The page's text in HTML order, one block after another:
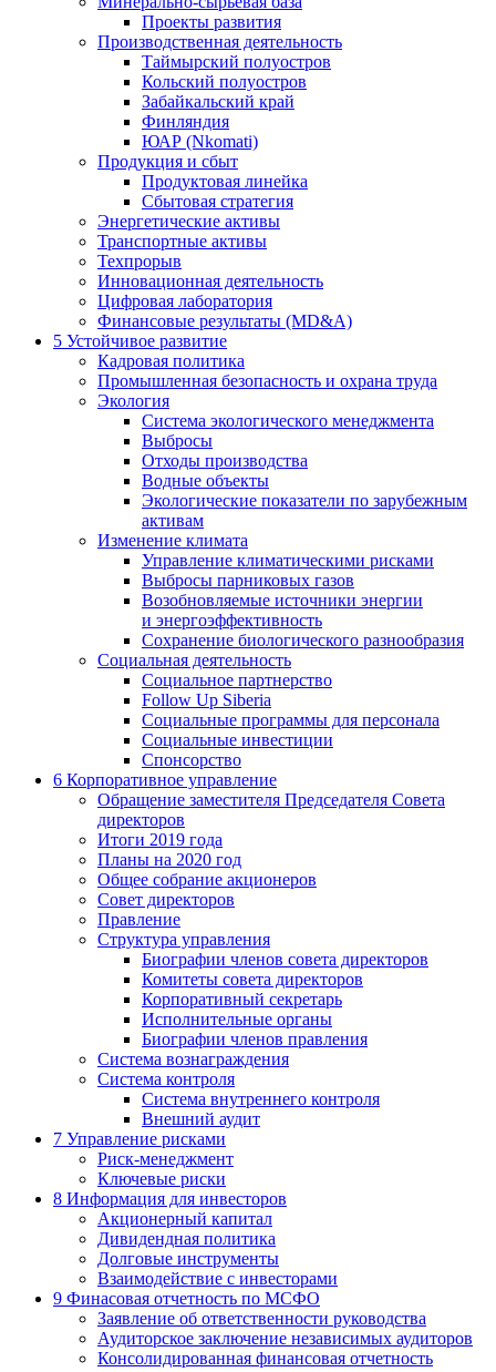
Проекты развития
Производственная деятельность
Таймырский полуостров
Кольский полуостров
Забайкальский край
Финляндия
ЮАР (Nkomati)
Продукция и сбыт
Продуктовая линейка
Сбытовая стратегия
Энергетические активы
Транспортные активы
Техпрорыв
Инновационная деятельность
Цифровая лаборатория
Финансовые результаты (MD&A)
5 Устойчивое развитие
Кадровая политика
Промышленная безопасность и охрана труда
Экология
Система экологического менеджмента
Выбросы
Отходы производства
Водные объекты
Экологические показатели по зарубежным
активам
Изменение климата
Управление климатическими рисками
Выбросы парниковых газов
Возобновляемые источники энергии
и энергоэффективность
Сохранение биологического разнообразия
Социальная деятельность
Социальное партнерство
Follow Up Siberia
Социальные программы для персонала
Социальные инвестиции
Спонсорство
6 Корпоративное управление
Обращение заместителя Председателя Совета
директоров
Итоги 2019 года
Планы на 2020 год
Общее собрание акционеров
Совет директоров
Правление
Структура управления
Биографии членов совета директоров
Комитеты совета директоров
Корпоративный секретарь
Исполнительные органы
Биографии членов правления
Система вознаграждения
Система контроля
Система внутреннего контроля
Внешний аудит
7 Управление рисками
Риск-менеджмент
Ключевые риски
8 Информация для инвесторов
Акционерный капитал
Дивидендная политика
Долговые инструменты
Взаимодействие с инвеcторами
9 Финасовая отчетность по МСФО
Заявление об ответственности руководства
Аудиторское заключение независимых аудиторов
Консолидированная финансовая отчетность